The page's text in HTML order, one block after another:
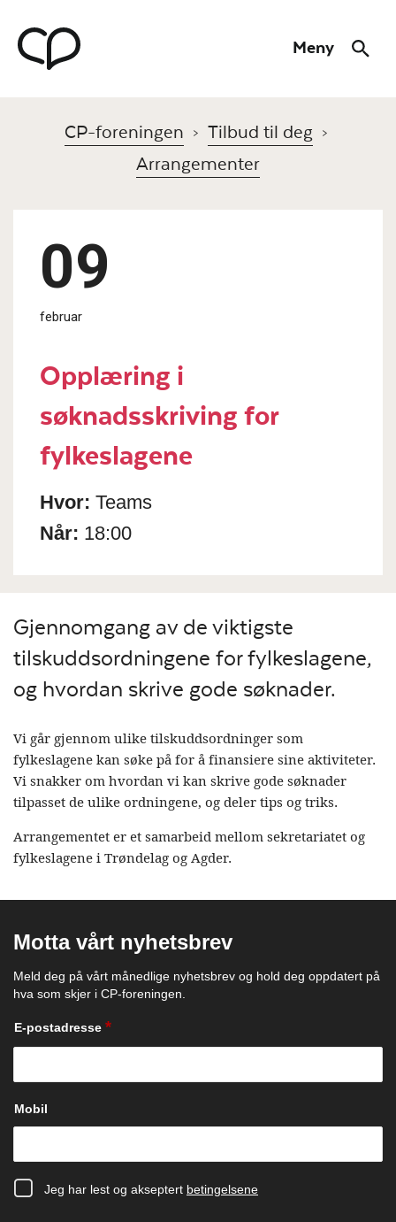
Meny
Søk
CP-foreningen
Tilbud til deg
Arrangementer
09
februar
Opplæring i
søknadsskriving for
fylkeslagene
Hvor: Teams
Når: 18:00
Gjennomgang av de viktigste
tilskuddsordningene for fylkeslagene,
og hvordan skrive gode søknader.
Vi går gjennom ulike tilskuddsordninger som
fylkeslagene kan søke på for å finansiere sine aktiviteter.
Vi snakker om hvordan vi kan skrive gode søknader
tilpasset de ulike ordningene, og deler tips og triks.
Arrangementet er et samarbeid mellom sekretariatet og
fylkeslagene i Trøndelag og Agder.